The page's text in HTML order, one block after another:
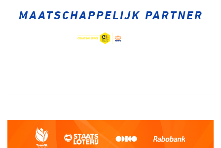
MAATSCHAPPELIJK PARTNER